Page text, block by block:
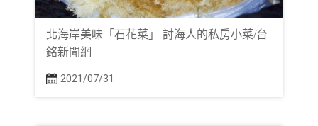
北海岸美味「石花菜」 討海人的私房小菜/台
銘新聞網
2021/07/31